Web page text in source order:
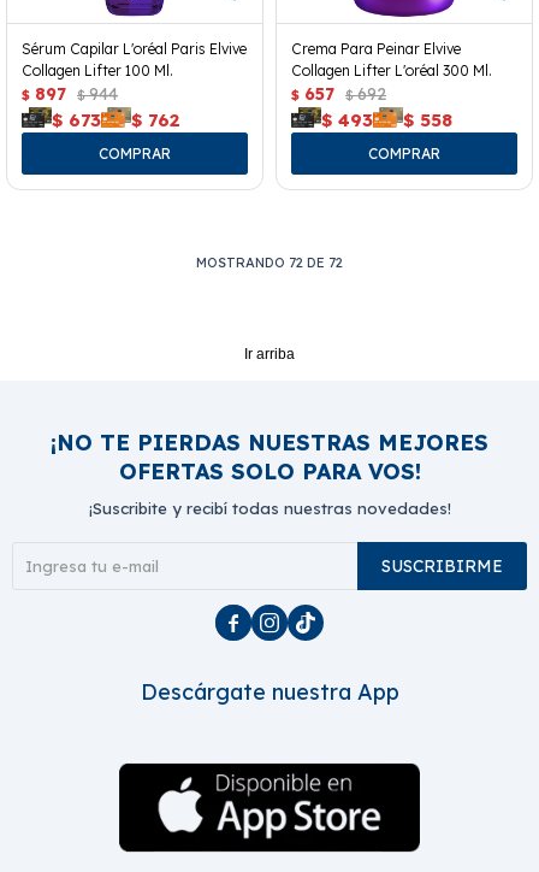
Sérum Capilar L'oréal Paris Elvive
Collagen Lifter 100 Ml.
$ 897 $ 944
$ 673 $ 762
Crema Para Peinar Elvive
Collagen Lifter L'oréal 300 Ml.
$ 657 $ 692
$ 493 $ 558
MOSTRANDO 72 DE 72
Ir arriba
¡NO TE PIERDAS NUESTRAS MEJORES
OFERTAS SOLO PARA VOS!
¡Suscribite y recibí todas nuestras novedades!
SUSCRIBIRME
  
Descárgate nuestra App